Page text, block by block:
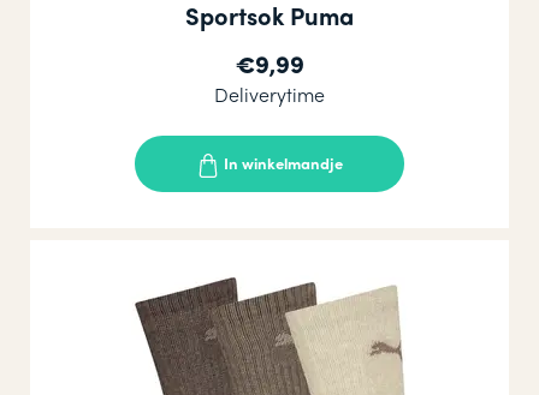
Sportsok Puma
€9,99
Deliverytime
In winkelmandje